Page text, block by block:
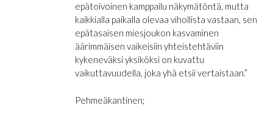
epätoivoinen kamppailu näkymätöntä, mutta
kaikkialla paikalla olevaa vihollista vastaan, sen
epätasaisen miesjoukon kasvaminen
äärimmäisen vaikeisiin yhteistehtäviin
kykeneväksi yksiköksi on kuvattu
vaikuttavuudella, joka yhä etsii vertaistaan.”
Pehmeäkantinen;